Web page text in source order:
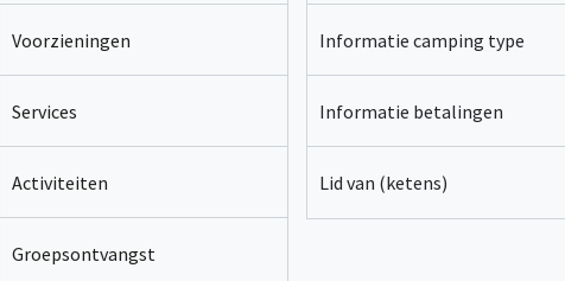
Voorzieningen
Services
Activiteiten
Groepsontvangst
Informatie camping type
Informatie betalingen
Lid van (ketens)